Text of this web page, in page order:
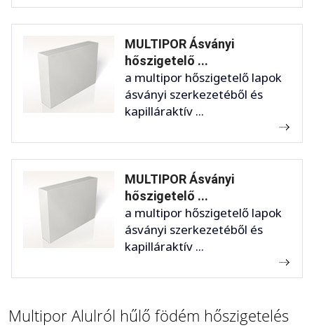
MULTIPOR Ásványi
hőszigetelő ...
a multipor hőszigetelő lapok
ásványi szerkezetéből és
kapilláraktív ...
MULTIPOR Ásványi
hőszigetelő ...
a multipor hőszigetelő lapok
ásványi szerkezetéből és
kapilláraktív ...
Multipor Alulról hűlő födém hőszigetelés